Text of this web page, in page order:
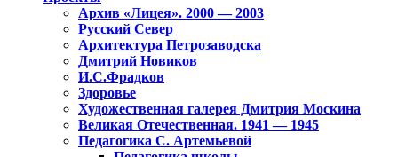
Архив «Лицея». 2000 — 2003
Русский Север
Архитектура Петрозаводска
Дмитрий Новиков
И.С.Фрадков
Здоровье
Художественная галерея Дмитрия Москина
Великая Отечественная. 1941 — 1945
Педагогика С. Артемьевой